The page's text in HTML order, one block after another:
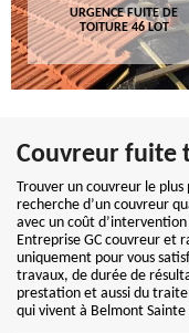
URGENCE FUITE DE
TOITURE 46 LOT
Couvreur fuite
Trouver un couvreur le plus
recherche d’un couvreur
avec un coût
Entreprise GC couvreur et
uniquement pour vous
travaux, de durée de
prestation et aussi du
qui vivent à Belmont